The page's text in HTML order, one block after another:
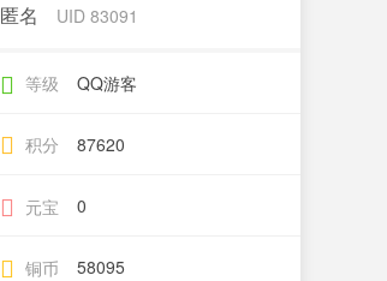
匿名 UID 83091
等级 QQ游客
积分 87620
元宝 0
铜币 58095